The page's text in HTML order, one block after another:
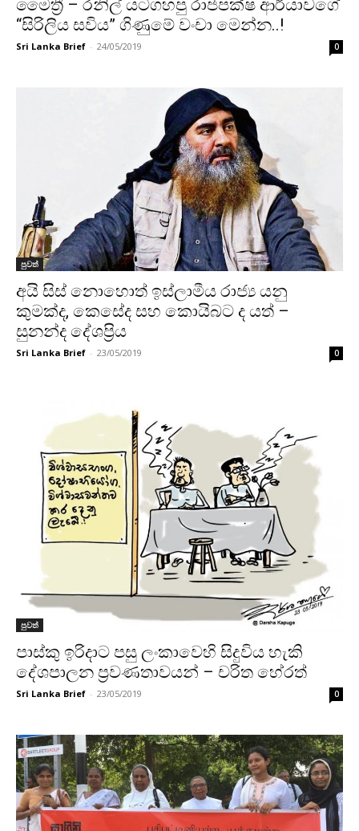
මෛත්‍රී – රනිල් යටගහපු රාජපක්ෂ ආර්යාවගේ
“සිරිලිය සවිය” ගිණුමේ වංචා මෙන්න..!
Sri Lanka Brief - 24/05/2019 0
පුවත්
අයි සිස් නොහොත් ඉස්ලාමීය රාජ්‍ය යනු
කුමක්ද, කෙසේද සහ කොයිබට ද යත් –
සුනන්ද දේශප්‍රිය
Sri Lanka Brief - 23/05/2019 0
පුවත්
පාස්කු ඉරිදාට පසු ලංකාවෙහි සිදුවිය හැකි
දේශපාලන ප්‍රවණතාවයන් – චරිත හේරත්
Sri Lanka Brief - 23/05/2019 0